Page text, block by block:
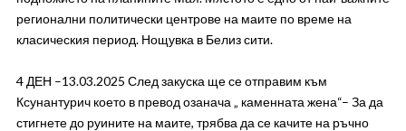
регионални политически центрове на маите по време на
класическия период. Нощувка в Белиз сити.
4 ДЕН –13.03.2025 След закуска ще се отправим към
Ксунантурич което в превод озанача „ каменната жена“– За да
стигнете до руините на маите, трябва да се качите на ръчно